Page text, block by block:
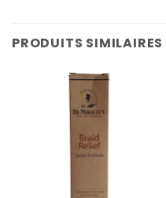
PRODUITS SIMILAIRES